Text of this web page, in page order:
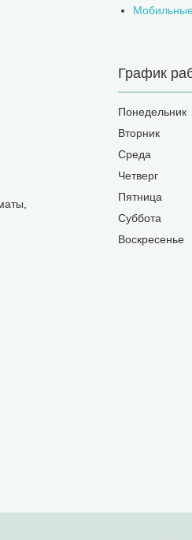
График
Понедельник
Вторник
Среда
Четверг
Пятница
Суббота
Воскресенье